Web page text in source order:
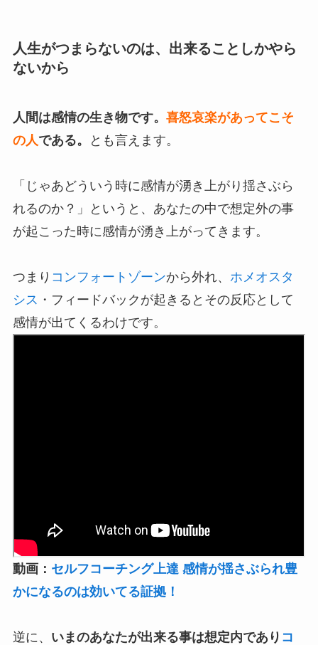
人生がつまらないのは、出来ることしかやら
ないから
人間は感情の生き物です。 喜怒哀楽があってこそ
の人である。 とも言えます。
「じゃあどういう時に感情が湧き上がり揺さぶら
れるのか？」というと、あなたの中で想定外の事
が起こった時に感情が湧き上がってきます。
つまり コンフォートゾーンから外れ、 ホメオスタ
シス ・フィードバックが起きるとその反応として
感情が出てくるわけです。
動画： セルフコーチング上達 感情が揺さぶられ豊
かになるのは効いてる証拠！
逆に、 いまのあなたが出来る事は想定内であり コ